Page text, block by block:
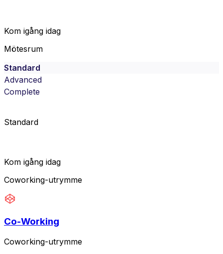
Kom igång idag
Mötesrum
Standard
Advanced
Complete
Standard
Kom igång idag
Coworking-utrymme
Co-Working
Coworking-utrymme